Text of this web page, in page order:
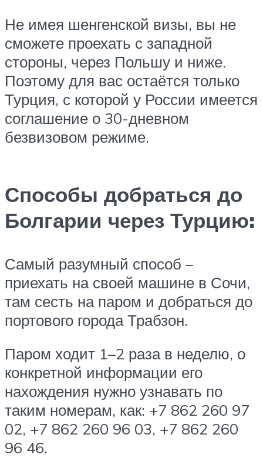
Не имея шенгенской визы, вы не
сможете проехать с западной
стороны, через Польшу и ниже.
Поэтому для вас остаётся только
Турция, с которой у России имеется
соглашение о 30-дневном
безвизовом режиме.
Способы добраться до
Болгарии через Турцию:
Самый разумный способ –
приехать на своей машине в Сочи,
там сесть на паром и добраться до
портового города Трабзон.
Паром ходит 1–2 раза в неделю, о
конкретной информации его
нахождения нужно узнавать по
таким номерам, как: +7 862 260 97
02, +7 862 260 96 03, +7 862 260
96 46.